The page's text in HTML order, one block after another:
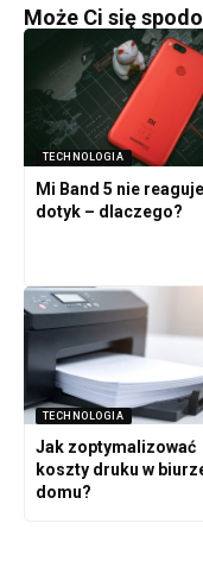
Może Ci się
TECHNOLOGIA
Mi Band 5 nie
dotyk – dlaczego?
TECHNOLOGIA
Jak zoptymalizować
koszty druku w
domu?